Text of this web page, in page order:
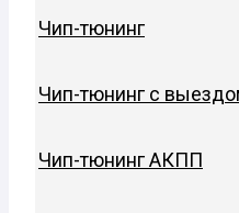
Чип-тюнинг
Чип-тюнинг с
Чип-тюнинг АКПП